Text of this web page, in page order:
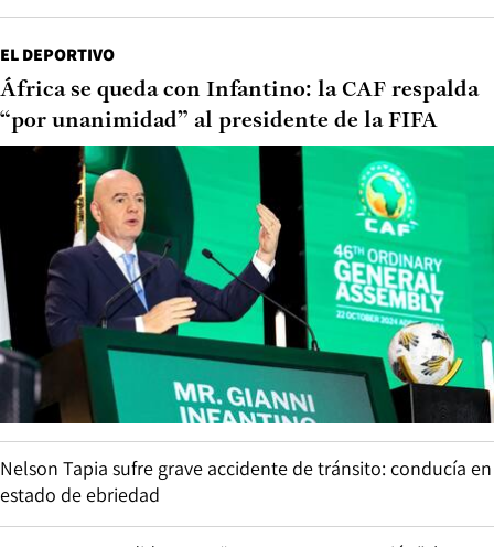
EL DEPORTIVO
África se queda con Infantino: la CAF respalda
“por unanimidad” al presidente de la FIFA
Nelson Tapia sufre grave accidente de tránsito: conducía en
estado de ebriedad